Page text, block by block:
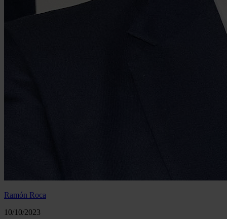
Ramón Roca
10/10/2023